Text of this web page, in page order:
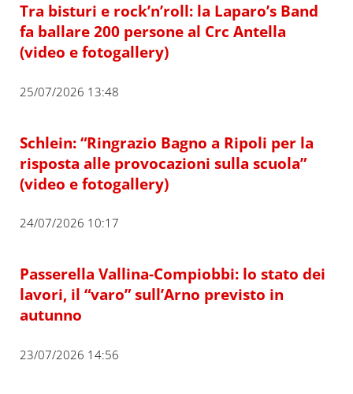
Tra bisturi e rock’n’roll: la Laparo’s Band
fa ballare 200 persone al Crc Antella
(video e fotogallery)
25/07/2026 13:48
Schlein: “Ringrazio Bagno a Ripoli per la
risposta alle provocazioni sulla scuola”
(video e fotogallery)
24/07/2026 10:17
Passerella Vallina-Compiobbi: lo stato dei
lavori, il “varo” sull’Arno previsto in
autunno
23/07/2026 14:56